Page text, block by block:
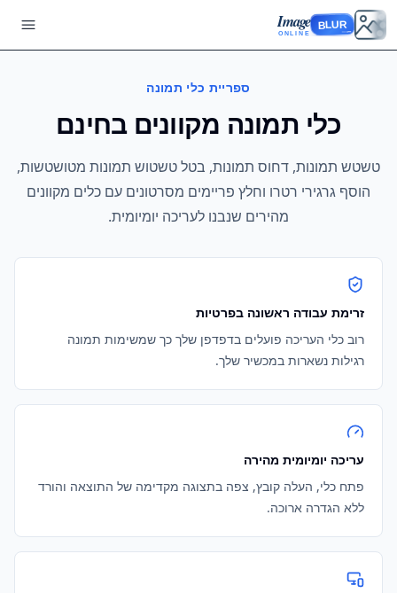
BLUR
Image
ONLINE
ספריית כלי תמונה
כלי תמונה מקוונים בחינם
טשטש תמונות, דחוס תמונות, בטל טשטוש תמונות מטושטשות,
הוסף גרגירי רטרו וחלץ פריימים מסרטונים עם כלים מקוונים
מהירים שנבנו לעריכה יומיומית.
זרימת עבודה ראשונה בפרטיות
רוב כלי העריכה פועלים בדפדפן שלך כך שמשימות תמונה
רגילות נשארות במכשיר שלך.
עריכה יומיומית מהירה
פתח כלי, העלה קובץ, צפה בתצוגה מקדימה של התוצאה והורד
ללא הגדרה ארוכה.